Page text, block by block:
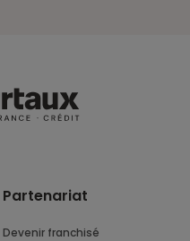
Partenariat
Devenir franchisé